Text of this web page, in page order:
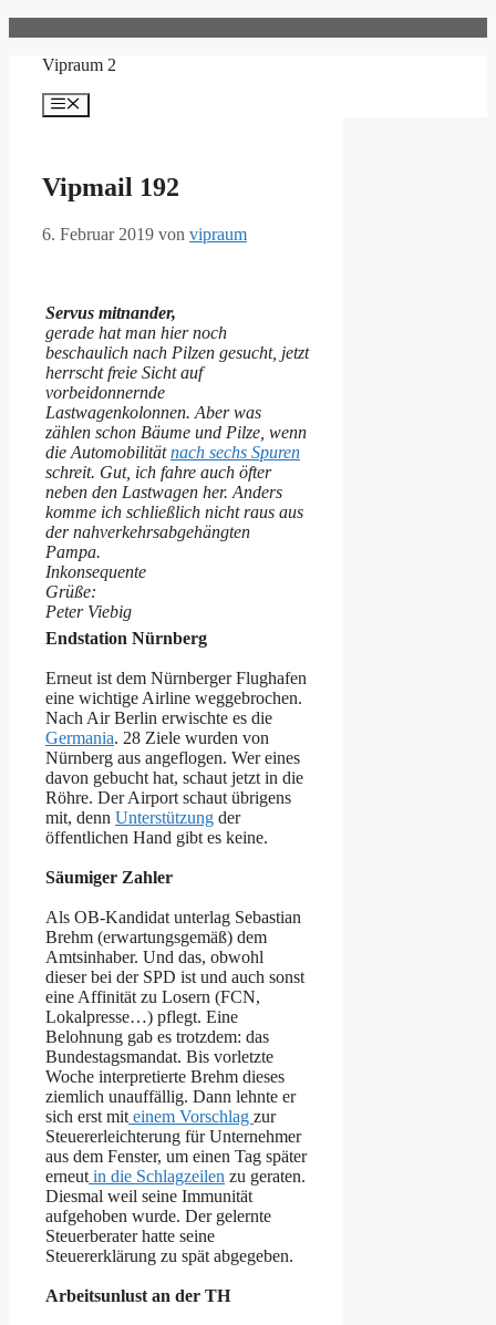
springenVipraum 2
Menü
Vipmail 192
6. Februar 2019 von vipraum
Servus mitnander,
gerade hat man hier noch
beschaulich nach Pilzen gesucht, jetzt
herrscht freie Sicht auf
vorbeidonnernde
Lastwagenkolonnen. Aber was
zählen schon Bäume und Pilze, wenn
die Automobilitätnach sechs Spuren
schreit. Gut, ich fahre auch öfter
neben den Lastwagen her. Anders
komme ich schließlich nicht raus aus
der nahverkehrsabgehängten
Pampa.
Inkonsequente
Grüße:
Peter Viebig
Endstation Nürnberg
Erneut ist dem Nürnberger Flughafen
eine wichtige Airline weggebrochen.
Nach Air Berlin erwischte es die
Germania. 28 Ziele wurden von
Nürnberg aus angeflogen. Wer eines
davon gebucht hat, schaut jetzt in die
Röhre. Der Airport schaut übrigens
mit, denn Unterstützung der
öffentlichen Hand gibt es keine.
Säumiger Zahler
Als OB-Kandidat unterlag Sebastian
Brehm (erwartungsgemäß) dem
Amtsinhaber. Und das, obwohl
dieser bei der SPD ist und auch sonst
eine Affinität zu Losern (FCN,
Lokalpresse…) pflegt. Eine
Belohnung gab es trotzdem: das
Bundestagsmandat. Bis vorletzte
Woche interpretierte Brehm dieses
ziemlich unauffällig. Dann lehnte er
sich erst mit einem Vorschlag zur
Steuererleichterung für Unternehmer
aus dem Fenster, um einen Tag später
erneut in die Schlagzeilen zu geraten.
Diesmal weil seine Immunität
aufgehoben wurde. Der gelernte
Steuerberater hatte seine
Steuererklärung zu spät abgegeben.
Arbeitsunlust an der TH